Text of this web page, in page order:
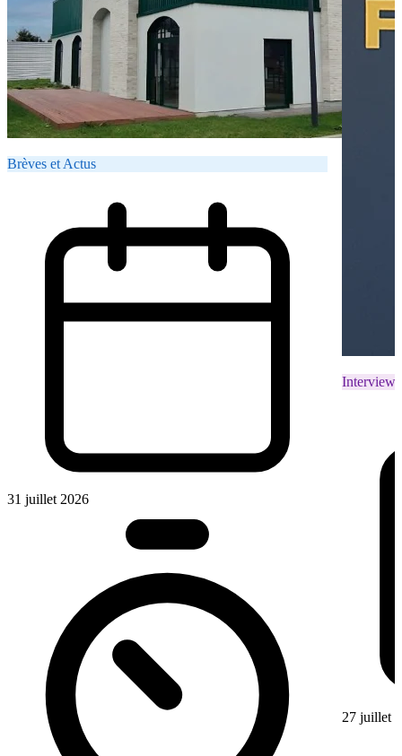
Brèves et Actus
31 juillet 2026
Interviews
27 juillet